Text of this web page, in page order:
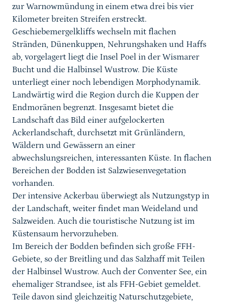
zur Warnowmündung in einem etwa drei bis vier
Kilometer breiten Streifen erstreckt.
Geschiebemergelkliffs wechseln mit flachen
Stränden, Dünenkuppen, Nehrungshaken und Haffs
ab, vorgelagert liegt die Insel Poel in der Wismarer
Bucht und die Halbinsel Wustrow. Die Küste
unterliegt einer noch lebendigen Morphodynamik.
Landwärtig wird die Region durch die Kuppen der
Endmoränen begrenzt. Insgesamt bietet die
Landschaft das Bild einer aufgelockerten
Ackerlandschaft, durchsetzt mit Grünländern,
Wäldern und Gewässern an einer
abwechslungsreichen, interessanten Küste. In flachen
Bereichen der Bodden ist Salzwiesenvegetation
vorhanden.
Der intensive Ackerbau überwiegt als Nutzungstyp in
der Landschaft, weiter findet man Weideland und
Salzweiden. Auch die touristische Nutzung ist im
Küstensaum hervorzuheben.
Im Bereich der Bodden befinden sich große FFH-
Gebiete, so der Breitling und das Salzhaff mit Teilen
der Halbinsel Wustrow. Auch der Conventer See, ein
ehemaliger Strandsee, ist als FFH-Gebiet gemeldet.
Teile davon sind gleichzeitig Naturschutzgebiete,